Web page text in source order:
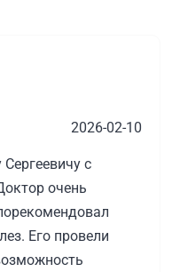
2026-02-10
с
очень
Его провели